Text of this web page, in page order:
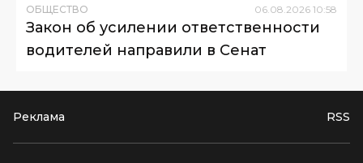
ОБЩЕСТВО 06 08 2026 10:58
Закон об усилении ответственности
водителей направили в Сенат
Реклама RSS